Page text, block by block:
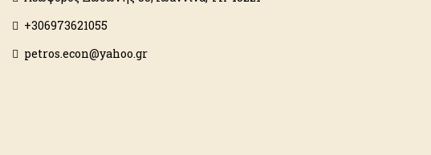
+306973621055
petros.econ@yahoo.gr